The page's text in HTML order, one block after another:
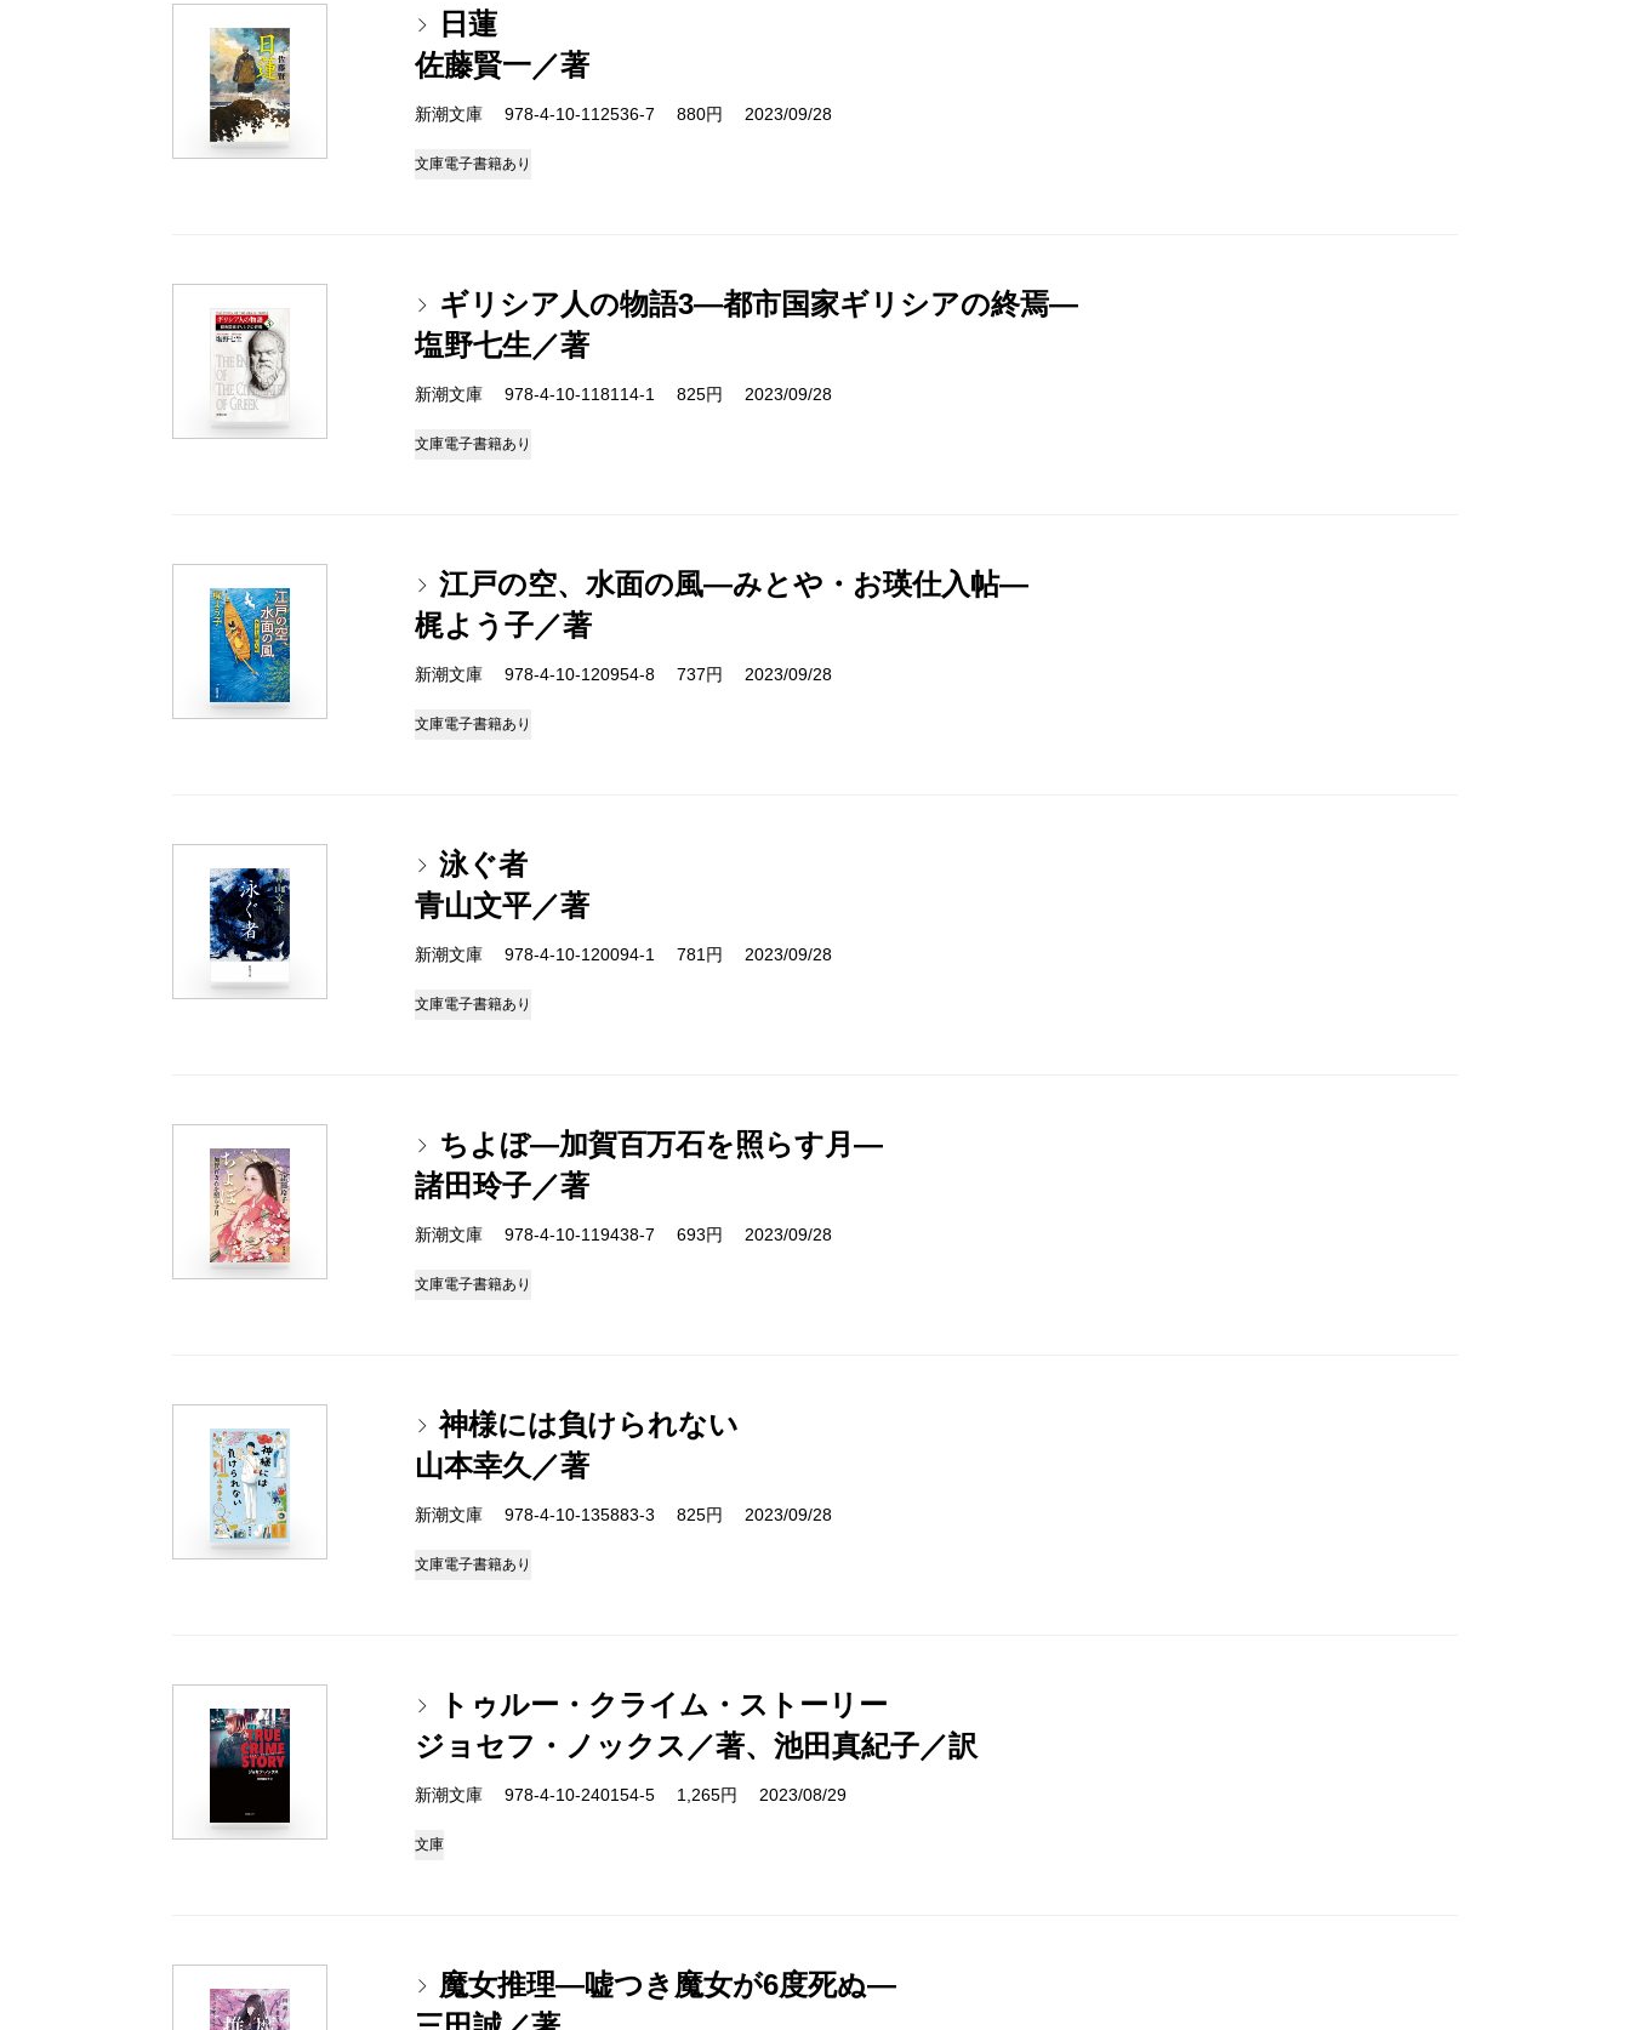
日蓮
佐藤賢一／著
新潮文庫 978-4-10-112536-7 880円 2023/09/28
文庫電子書籍あり
ギリシア人の物語3―都市国家ギリシアの終焉―
塩野七生／著
新潮文庫 978-4-10-118114-1 825円 2023/09/28
文庫電子書籍あり
江戸の空、水面の風―みとや・お瑛仕入帖―
梶よう子／著
新潮文庫 978-4-10-120954-8 737円 2023/09/28
文庫電子書籍あり
泳ぐ者
青山文平／著
新潮文庫 978-4-10-120094-1 781円 2023/09/28
文庫電子書籍あり
ちよぼ―加賀百万石を照らす月―
諸田玲子／著
新潮文庫 978-4-10-119438-7 693円 2023/09/28
文庫電子書籍あり
神様には負けられない
山本幸久／著
新潮文庫 978-4-10-135883-3 825円 2023/09/28
文庫電子書籍あり
トゥルー・クライム・ストーリー
ジョセフ・ノックス／著、池田真紀子／訳
新潮文庫 978-4-10-240154-5 1,265円 2023/08/29
文庫
魔女推理―嘘つき魔女が6度死ぬ―